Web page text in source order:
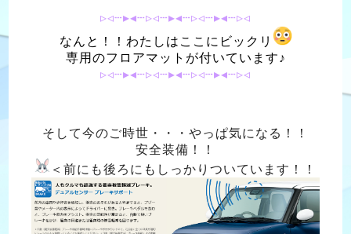
▹◃┄▸◂┄▹◃┄▸◂┄▹◃┄▸◂┄▹◃
なんと！！わたしはここにビックリ
専用のフロアマットが付いています♪
▹◃┄▸◂┄▹◃┄▸◂┄▹◃┄▸◂┄▹◃
そして今のご時世・・・やっぱ気になる！！
安全装備！！
＜前にも後ろにもしっかりついています！！